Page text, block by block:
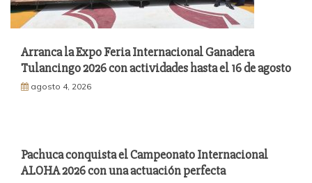
Arranca la Expo Feria Internacional Ganadera
Tulancingo 2026 con actividades hasta el 16 de agosto
agosto 4, 2026
Pachuca conquista el Campeonato Internacional
ALOHA 2026 con una actuación perfecta